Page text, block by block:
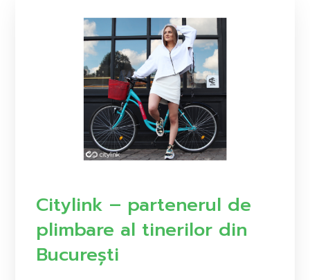
Citylink – partenerul de
plimbare al tinerilor din
București